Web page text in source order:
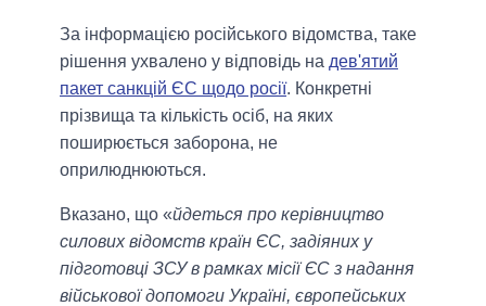
За інформацією російського відомства, таке
рішення ухвалено у відповідь на дев'ятий
пакет санкцій ЄС щодо росії. Конкретні
прізвища та кількість осіб, на яких
поширюється заборона, не
оприлюднюються.
Вказано, що «йдеться про керівництво
силових відомств країн ЄС, задіяних у
підготовці ЗСУ в рамках місії ЄС з надання
військової допомоги Україні, європейських